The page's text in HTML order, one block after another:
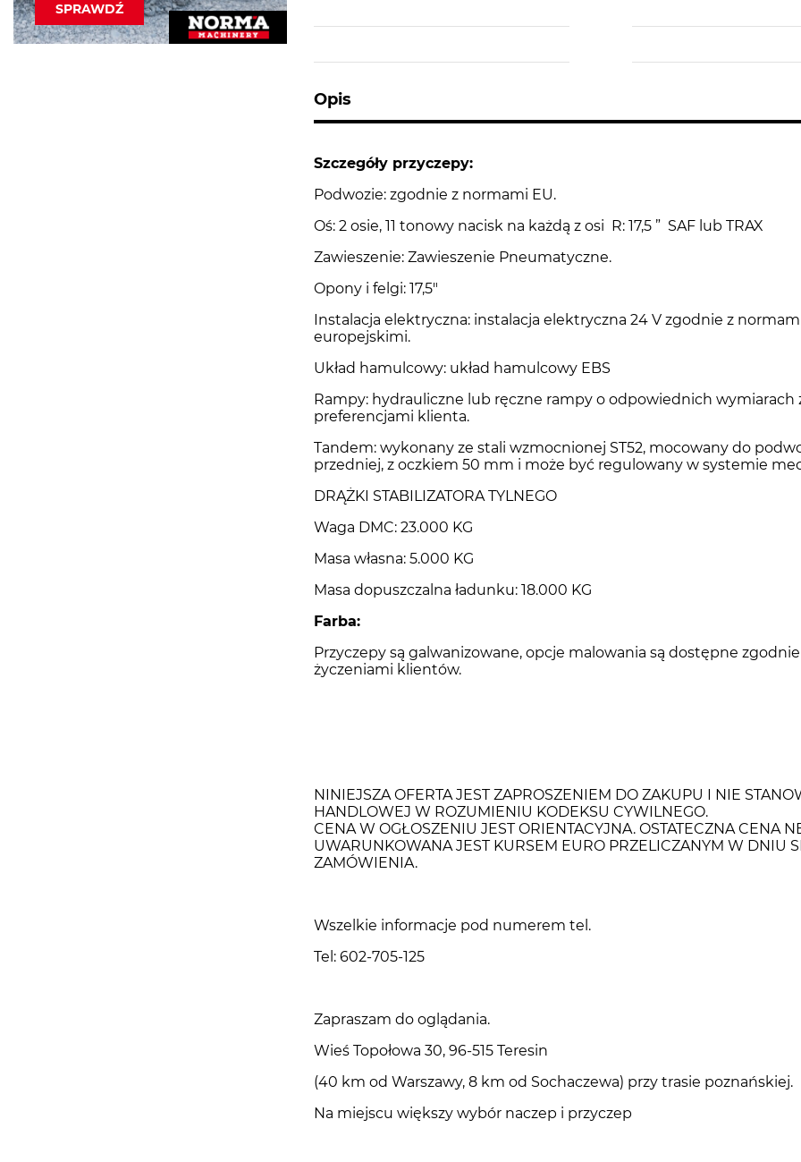
SPRAWDŹ
Opis
Szczegóły przyczepy:
Podwozie: zgodnie z normami EU.
Oś: 2 osie, 11 tonowy nacisk na każdą z osi R: 17,5 ” SAF lub TRAX
Zawieszenie: Zawieszenie Pneumatyczne.
Opony i felgi: 17,5″
Instalacja elektryczna: instalacja elektryczna 24 V zgodnie z
europejskimi.
Układ hamulcowy: układ hamulcowy EBS
Rampy: hydrauliczne lub ręczne rampy o odpowiednich wymiarach
preferencjami klienta.
Tandem: wykonany ze stali wzmocnionej ST52, mocowany do
przedniej, z oczkiem 50 mm i może być regulowany w systemie
DRĄŻKI STABILIZATORA TYLNEGO
Waga DMC: 23.000 KG
Masa własna: 5.000 KG
Masa dopuszczalna ładunku: 18.000 KG
Farba:
Przyczepy są galwanizowane, opcje malowania są dostępne
życzeniami klientów.
NINIEJSZA OFERTA JEST ZAPROSZENIEM DO ZAKUPU I NIE
HANDLOWEJ W ROZUMIENIU KODEKSU CYWILNEGO.
CENA W OGŁOSZENIU JEST ORIENTACYJNA. OSTATECZNA CENA
UWARUNKOWANA JEST KURSEM EURO PRZELICZANYM W DNIU
ZAMÓWIENIA.
Wszelkie informacje pod numerem tel.
Tel: 602-705-125
Zapraszam do oglądania.
Wieś Topołowa 30, 96-515 Teresin
(40 km od Warszawy, 8 km od Sochaczewa) przy trasie poznańskiej.
Na miejscu większy wybór naczep i przyczep